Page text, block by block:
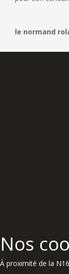
le normand
Nos
À proximité de la